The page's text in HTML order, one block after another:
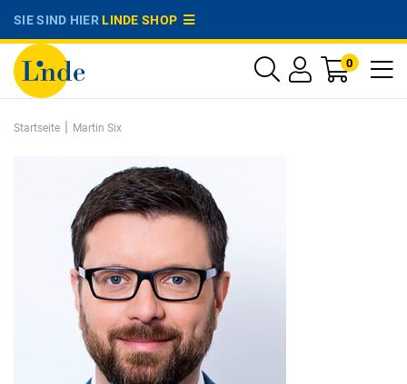
SIE SIND HIERLINDE SHOP
0
Startseite | Martin Six